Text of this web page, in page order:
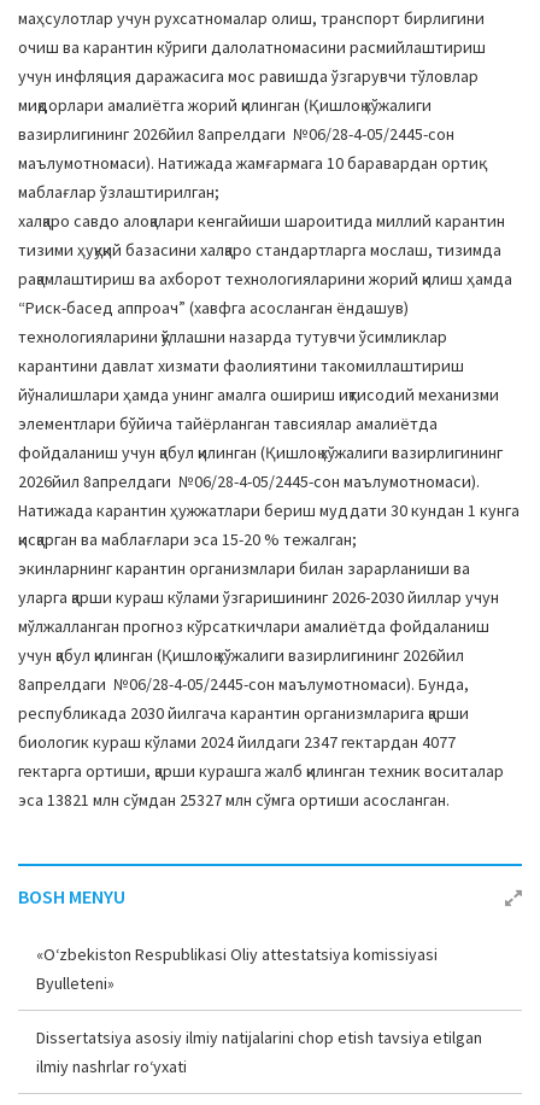
маҳсулотлар учун рухсатномалар олиш, транспорт бирлигини
очиш ва карантин кўриги далолатномасини расмийлаштириш
учун инфляция даражасига мос равишда ўзгарувчи тўловлар
миқдорлари амалиётга жорий қилинган (Қишлоқ хўжалиги
вазирлигининг 2026йил 8апрелдаги №06/28-4-05/2445-сон
маълумотномаси). Натижада жамғармага 10 баравардан ортиқ
маблағлар ўзлаштирилган;
халқаро савдо алоқалари кенгайиши шароитида миллий карантин
тизими ҳуқуқий базасини халқаро стандартларга мослаш, тизимда
рақамлаштириш ва ахборот технологияларини жорий қилиш ҳамда
“Риск-басед аппроач” (хавфга асосланган ёндашув)
технологияларини қўллашни назарда тутувчи ўсимликлар
карантини давлат хизмати фаолиятини такомиллаштириш
йўналишлари ҳамда унинг амалга ошириш иқтисодий механизми
элементлари бўйича тайёрланган тавсиялар амалиётда
фойдаланиш учун қабул қилинган (Қишлоқ хўжалиги вазирлигининг
2026йил 8апрелдаги №06/28-4-05/2445-сон маълумотномаси).
Натижада карантин ҳужжатлари бериш муддати 30 кундан 1 кунга
қисқарган ва маблағлари эса 15-20 % тежалган;
экинларнинг карантин организмлари билан зарарланиши ва
уларга қарши кураш кўлами ўзгаришининг 2026-2030 йиллар учун
мўлжалланган прогноз кўрсаткичлари амалиётда фойдаланиш
учун қабул қилинган (Қишлоқ хўжалиги вазирлигининг 2026йил
8апрелдаги №06/28-4-05/2445-сон маълумотномаси). Бунда,
республикада 2030 йилгача карантин организмларига қарши
биологик кураш кўлами 2024 йилдаги 2347 гектардан 4077
гектарга ортиши, қарши курашга жалб қилинган техник воситалар
эса 13821 млн сўмдан 25327 млн сўмга ортиши асосланган.
BOSH MENYU
«O‘zbekiston Respublikasi Oliy attestatsiya komissiyasi
Byulleteni»
Dissertatsiya asosiy ilmiy natijalarini chop etish tavsiya etilgan
ilmiy nashrlar ro‘yxati